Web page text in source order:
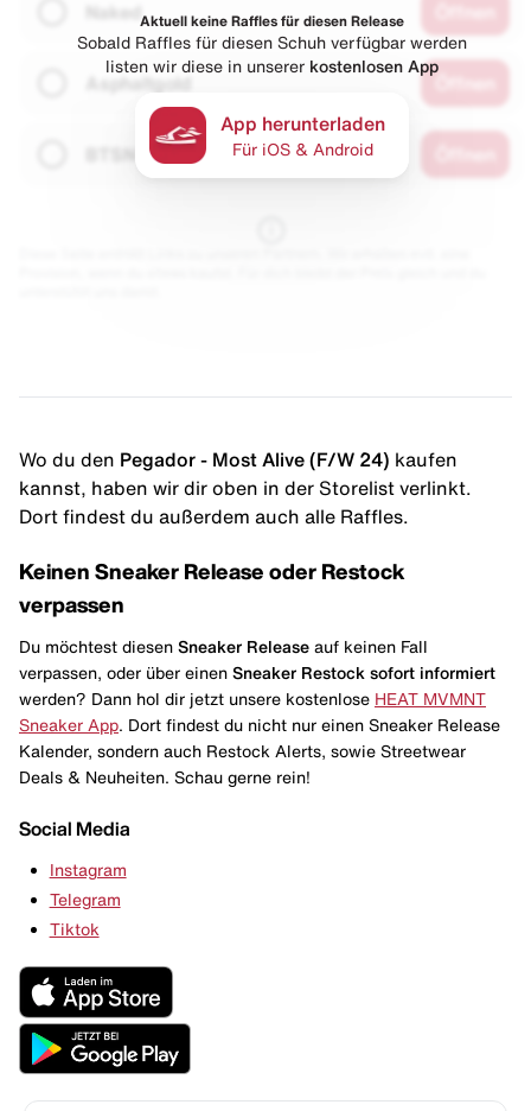
Naked
Asphaltgold
Aktuell keine Raffles für diesen Release
Sobald Raffles für diesen Schuh verfügbar werden
listen wir diese in unserer kostenlosen App
App herunterladen
Für iOS & Android
Wo du den Pegador - Most Alive (F/W ´24) kaufen
kannst, haben wir dir oben in der Storelist verlinkt.
Dort findest du außerdem auch alle Raffles.
Keinen Sneaker Release oder Restock
verpassen
Du möchtest diesen Sneaker Release auf keinen Fall
verpassen, oder über einen Sneaker Restock sofort informiert
werden? Dann hol dir jetzt unsere kostenlose HEAT MVMNT
Sneaker App . Dort findest du nicht nur einen Sneaker Release
Kalender, sondern auch Restock Alerts, sowie Streetwear
Deals & Neuheiten. Schau gerne rein!
Social Media
Instagram
Telegram
Tiktok